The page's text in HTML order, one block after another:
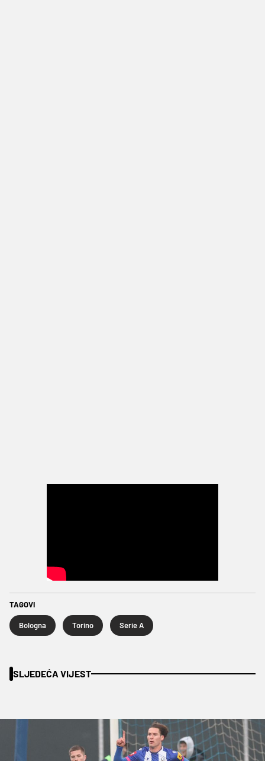
TAGOVI
Bologna Torino Serie A
SLJEDEĆA VIJEST